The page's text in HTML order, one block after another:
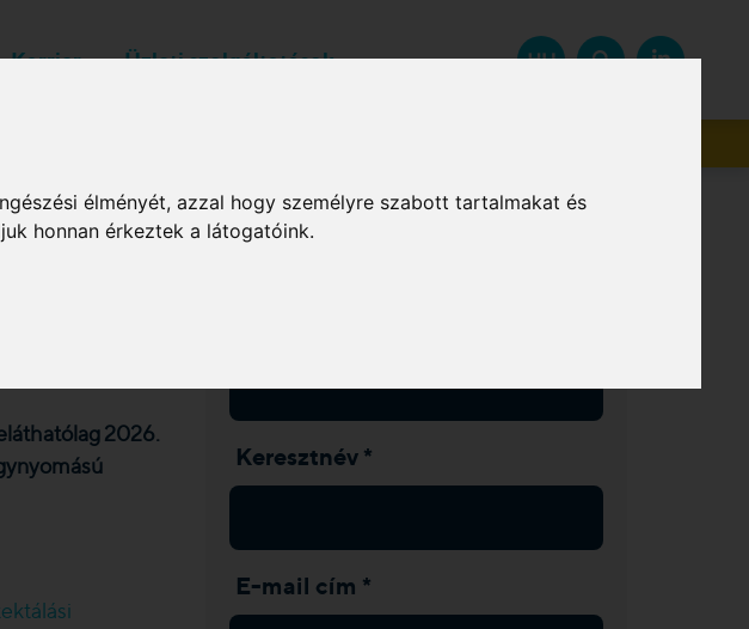
élményét, azzal hogy személyre szabott tartalmakat és
honnan érkeztek a látogatóink.
Karrier Üzleti szolgáltatások HU
2026.
Keresztnév *
E-mail cím *